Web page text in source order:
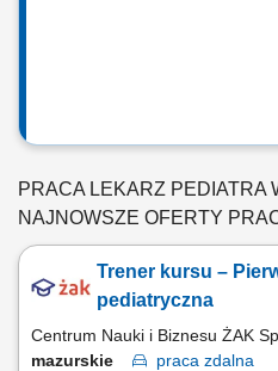
PRACA LEKARZ PEDIATRA
NAJNOWSZE OFERTY
Trener kursu –
pediatryczna
Centrum Nauki i Biznesu ŻAK
mazurskie
praca zdalna